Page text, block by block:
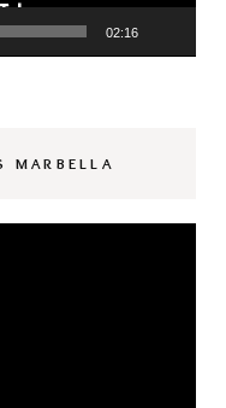
02:16
MARBELLA